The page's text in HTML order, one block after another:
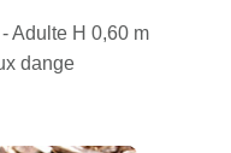
Adulte H 0,60 m
dange